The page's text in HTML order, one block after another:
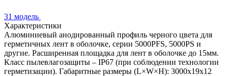
31 модель
Характеристики
Алюминиевый анодированный профиль черного цвета для
герметичных лент в оболочке, серии 5000PFS, 5000PS и
другие. Расширенная площадка для лент в оболочке до 15мм.
Класс пылевлагозащиты – IP67 (при соблюдении технологии
герметизации). Габаритные размеры (L×W×H): 3000x19x12